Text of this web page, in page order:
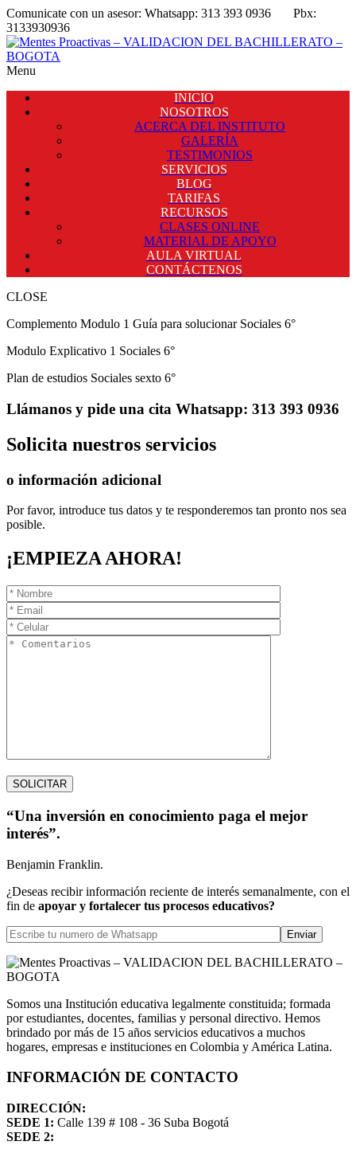
Comunicate con un asesor: Whatsapp: 313 393 0936 Pbx:
3133930936
Menu
INICIO
NOSOTROS
ACERCA DEL INSTITUTO
GALERÍA
TESTIMONIOS
SERVICIOS
BLOG
TARIFAS
RECURSOS
CLASES ONLINE
MATERIAL DE APOYO
AULA VIRTUAL
CONTÁCTENOS
CLOSE
Complemento Modulo 1 Guía para solucionar Sociales 6°
Modulo Explicativo 1 Sociales 6°
Plan de estudios Sociales sexto 6°
Llámanos y pide una cita Whatsapp: 313 393 0936
Solicita nuestros servicios
o información adicional
Por favor, introduce tus datos y te responderemos tan pronto nos sea
posible.
¡EMPIEZA AHORA!
“Una inversión en conocimiento paga el mejor
interés”.
Benjamin Franklin.
¿Deseas recibir información reciente de interés semanalmente, con el
fin de apoyar y fortalecer tus procesos educativos?
Somos una Institución educativa legalmente constituida; formada
por estudiantes, docentes, familias y personal directivo. Hemos
brindado por más de 15 años servicios educativos a muchos
hogares, empresas e instituciones en Colombia y América Latina.
INFORMACIÓN DE CONTACTO
DIRECCIÓN:
SEDE 1: Calle 139 # 108 - 36 Suba Bogotá
SEDE 2: